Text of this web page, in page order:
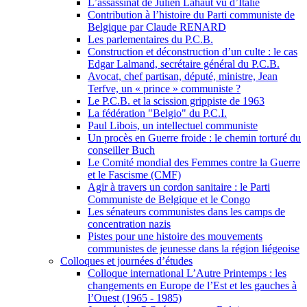
L’assassinat de Julien Lahaut vu d’Italie
Contribution à l’histoire du Parti communiste de
Belgique par Claude RENARD
Les parlementaires du P.C.B.
Construction et déconstruction d’un culte : le cas
Edgar Lalmand, secrétaire général du P.C.B.
Avocat, chef partisan, député, ministre, Jean
Terfve, un « prince » communiste ?
Le P.C.B. et la scission grippiste de 1963
La fédération "Belgio" du P.C.I.
Paul Libois, un intellectuel communiste
Un procès en Guerre froide : le chemin torturé du
conseiller Buch
Le Comité mondial des Femmes contre la Guerre
et le Fascisme (CMF)
Agir à travers un cordon sanitaire : le Parti
Communiste de Belgique et le Congo
Les sénateurs communistes dans les camps de
concentration nazis
Pistes pour une histoire des mouvements
communistes de jeunesse dans la région liégeoise
Colloques et journées d’études
Colloque international L’Autre Printemps : les
changements en Europe de l’Est et les gauches à
l’Ouest (1965 - 1985)